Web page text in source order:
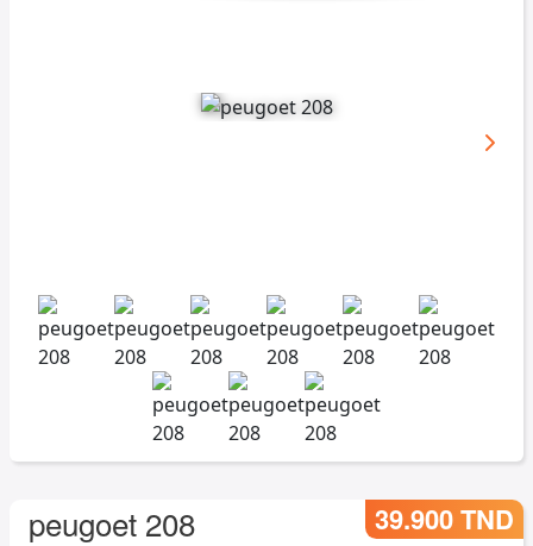
peugoet 208 39.900 TND